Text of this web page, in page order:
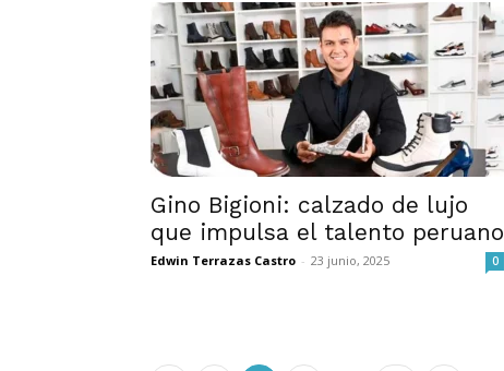
Gino Bigioni: calzado de lujo
que impulsa el talento peruano
Edwin Terrazas Castro - 23 junio, 2025 0